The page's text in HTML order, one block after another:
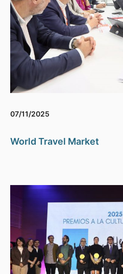
07/11/2025
World Travel Market